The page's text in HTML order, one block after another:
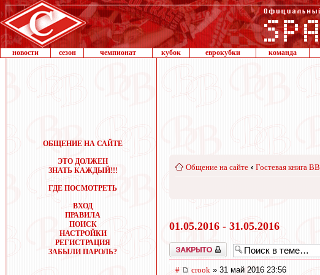
новости сезон чемпионат кубок еврокубки команда
ОБЩЕНИЕ НА САЙТЕ
ЭТО ДОЛЖЕН
ЗНАТЬ КАЖДЫЙ!!!
ГДЕ ПОСМОТРЕТЬ
ВХОД
ПРАВИЛА
ПОИСК
НАСТРОЙКИ
РЕГИСТРАЦИЯ
ЗАБЫЛИ ПАРОЛЬ?
Общение на сайте ‹ Гостевая книга ВВ
01.05.2016 - 31.05.2016
Закрыто
# crook » 31 май 2016 23:56